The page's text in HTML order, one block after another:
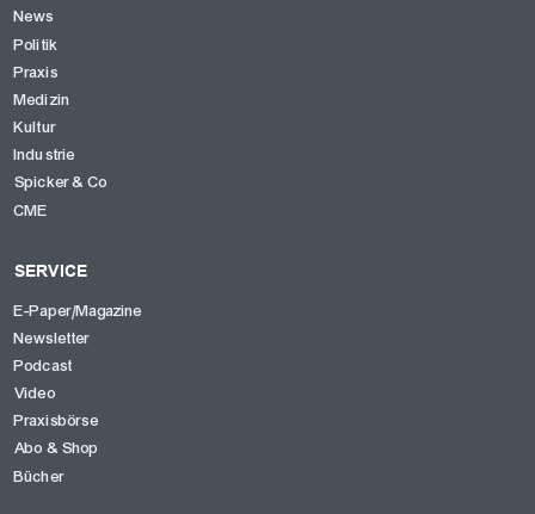
News
Politik
Praxis
Medizin
Kultur
Industrie
Spicker & Co
CME
SERVICE
E-Paper/Magazine
Newsletter
Podcast
Video
Praxisbörse
Abo & Shop
Bücher